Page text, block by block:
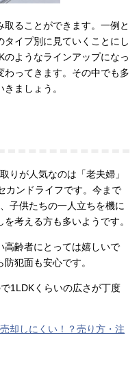
ることができます。一例と
タイプ別に見ていくことにし
のようなラインアップになっ
ってきます。その中でも多
ましょう。
りが人気なのは「老夫婦」
カンドライフです。今まで
子供たちの一人立ちを機に
考える方も多いようです。
高齢者にとっては嬉しいで
犯面も安心です。
1LDKくらいの広さが丁度
却しにくい！？売り方・注